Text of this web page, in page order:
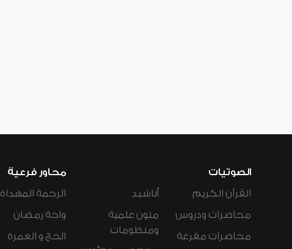
الصوتيات
القرآن الكريم
محاضرات ودروس
محاضرات مفرغة
أناشيد
متون علمية
ومنظومات
محاور فرعية
الرحمة المهداة
واحة رمضان
الحج و العمرة